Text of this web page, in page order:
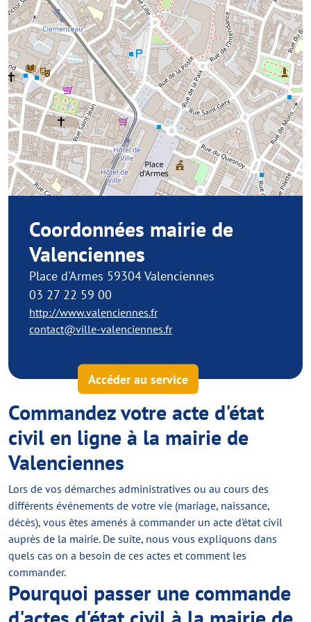
Coordonnées mairie de
Valenciennes
Place d'Armes 59304 Valenciennes
03 27 22 59 00
http://www.valenciennes.fr
contact@ville-valenciennes.fr
Accéder au service
Commandez votre acte d'état
civil en ligne à la mairie de
Valenciennes
Lors de vos démarches administratives ou au cours des
différents événements de votre vie (mariage, naissance,
décès), vous êtes amenés à commander un acte d'état civil
auprès de la mairie. De suite, nous vous expliquons dans
quels cas on a besoin de ces actes et comment les
commander.
Pourquoi passer une commande